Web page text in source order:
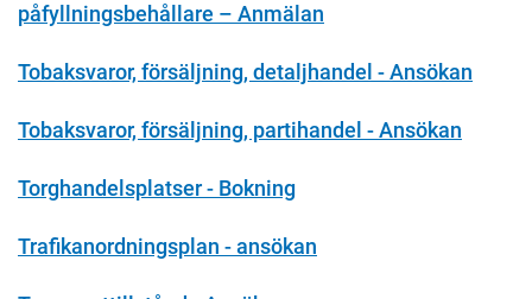
påfyllningsbehållare – Anmälan
Tobaksvaror, försäljning, detaljhandel - Ansökan
Tobaksvaror, försäljning, partihandel - Ansökan
Torghandelsplatser - Bokning
Trafikanordningsplan - ansökan